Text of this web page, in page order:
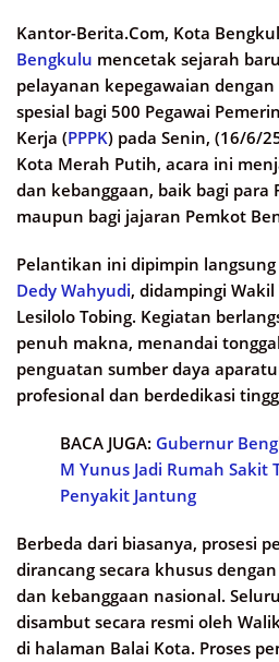
Kantor-Berita.Com, Kota
Bengkulu mencetak sejarah
pelayanan kepegawaian
spesial bagi 500 Pegawai
Kerja (PPPK) pada Senin, (16/6/
Kota Merah Putih, acara ini
dan kebanggaan, baik bagi para
maupun bagi jajaran Pemkot
Pelantikan ini dipimpin
Dedy Wahyudi, didampingi
Lesilolo Tobing. Kegiatan
penuh makna, menandai
penguatan sumber daya
profesional dan berdedikasi
BACA JUGA: Gubernur
M Yunus Jadi Rumah Sakit
Penyakit Jantung
Berbeda dari biasanya, prosesi
dirancang secara khusus
dan kebanggaan nasional.
disambut secara resmi oleh
di halaman Balai Kota. Proses